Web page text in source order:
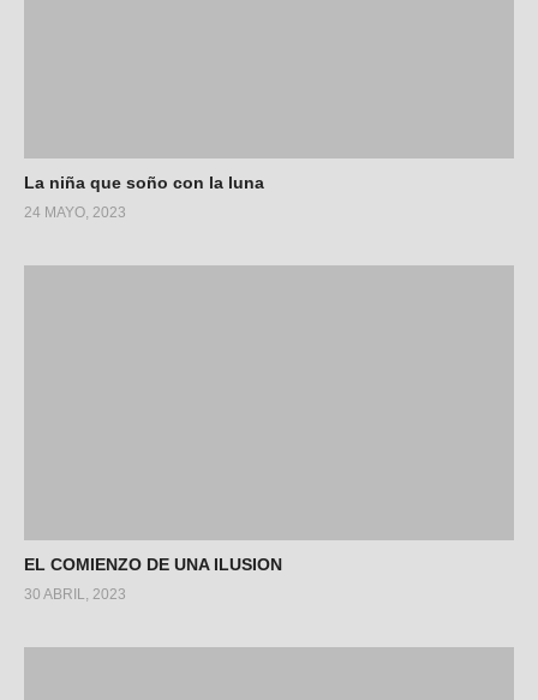
La niña que soño con la luna
24 MAYO, 2023
EL COMIENZO DE UNA ILUSION
30 ABRIL, 2023